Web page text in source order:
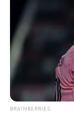
BRAINBERRIES